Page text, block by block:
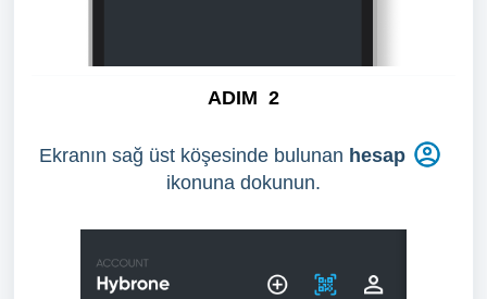
ADIM 2
Ekranın sağ üst köşesinde bulunan hesap
ikonuna dokunun.